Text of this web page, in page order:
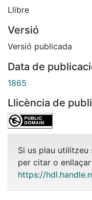
Llibre
Versió
Versió publicada
Data de
1865
Llicència de
Si us plau
per citar o
https://